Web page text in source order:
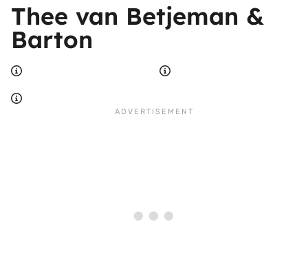
Thee van Betjeman &
Barton